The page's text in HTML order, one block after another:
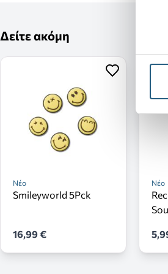
Δείτε ακόμη
Νέο
Smileyworld 5Pck
16,99 €
Νέο